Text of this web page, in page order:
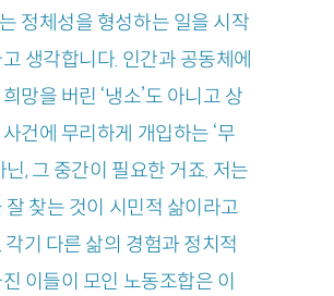
정체성을 형성하는 일을 시작
생각합니다. 인간과 공동체에
망을 버린 ‘냉소’도 아니고 상
건에 무리하게 개입하는 ‘무
닌, 그 중간이 필요한 거죠. 저는
잘 찾는 것이 시민적 삶이라고
각기 다른 삶의 경험과 정치적
이들이 모인 노동조합은 이